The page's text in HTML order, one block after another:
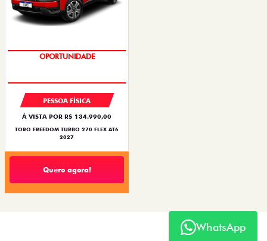
OPORTUNIDADE
PESSOA FÍSICA
À VISTA POR R$ 134.990,00
TORO FREEDOM TURBO 270 FLEX AT6
2027
Quero agora!
WhatsApp